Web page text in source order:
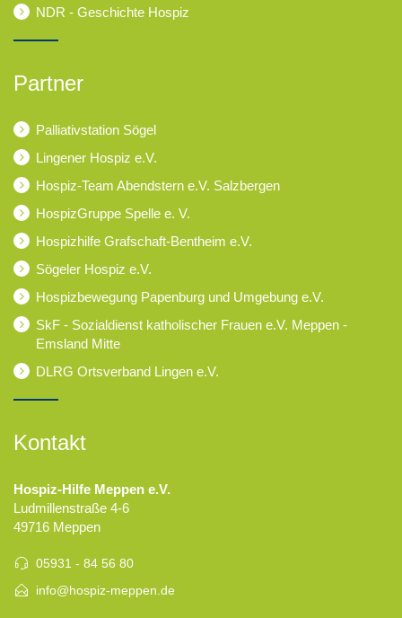
NDR - Geschichte Hospiz
Partner
Palliativstation Sögel
Lingener Hospiz e.V.
Hospiz-Team Abendstern e.V. Salzbergen
HospizGruppe Spelle e. V.
Hospizhilfe Grafschaft-Bentheim e.V.
Sögeler Hospiz e.V.
Hospizbewegung Papenburg und Umgebung e.V.
SkF - Sozialdienst katholischer Frauen e.V. Meppen -
Emsland Mitte
DLRG Ortsverband Lingen e.V.
Kontakt
Hospiz-Hilfe Meppen e.V.
Ludmillenstraße 4-6
49716 Meppen
05931 - 84 56 80
info@hospiz-meppen.de